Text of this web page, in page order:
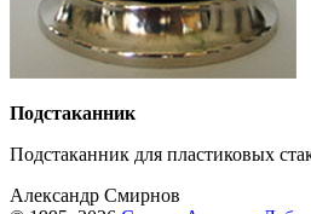
Подстаканник
Подстаканник для пластиковых
Александр Смирнов